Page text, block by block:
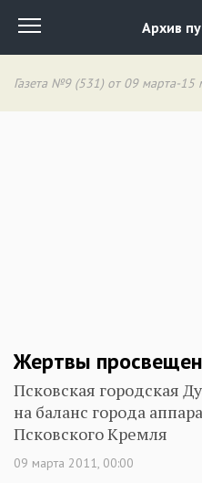
Архив
Газета №9 (531) от 09 марта-15
Жертвы
Псковская городская
на баланс города
Псковского Кремля
09 марта 2011, 00:00